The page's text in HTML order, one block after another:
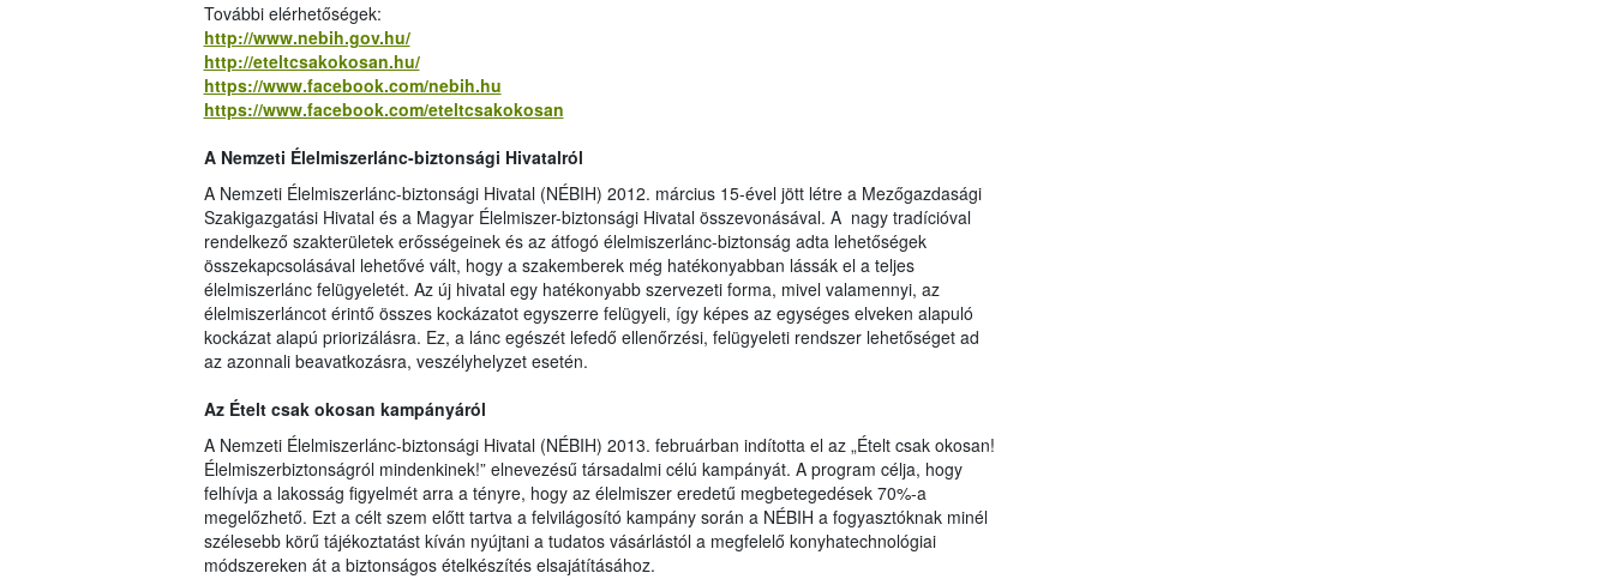
További elérhetőségek:
http://www.nebih.gov.hu/
http://eteltcsakokosan.hu/
https://www.facebook.com/nebih.hu
https://www.facebook.com/eteltcsakokosan
A Nemzeti Élelmiszerlánc-biztonsági Hivatalról
A Nemzeti Élelmiszerlánc-biztonsági Hivatal (NÉBIH) 2012. március 15-ével jött létre a Mezőgazdasági
Szakigazgatási Hivatal és a Magyar Élelmiszer-biztonsági Hivatal összevonásával. A nagy tradícióval
rendelkező szakterületek erősségeinek és az átfogó élelmiszerlánc-biztonság adta lehetőségek
összekapcsolásával lehetővé vált, hogy a szakemberek még hatékonyabban lássák el a teljes
élelmiszerlánc felügyeletét. Az új hivatal egy hatékonyabb szervezeti forma, mivel valamennyi, az
élelmiszerláncot érintő összes kockázatot egyszerre felügyeli, így képes az egységes elveken alapuló
kockázat alapú priorizálásra. Ez, a lánc egészét lefedő ellenőrzési, felügyeleti rendszer lehetőséget ad
az azonnali beavatkozásra, veszélyhelyzet esetén.
Az Ételt csak okosan kampányáról
A Nemzeti Élelmiszerlánc-biztonsági Hivatal (NÉBIH) 2013. februárban indította el az „Ételt csak okosan!
Élelmiszerbiztonságról mindenkinek!” elnevezésű társadalmi célú kampányát. A program célja, hogy
felhívja a lakosság figyelmét arra a tényre, hogy az élelmiszer eredetű megbetegedések 70%-a
megelőzhető. Ezt a célt szem előtt tartva a felvilágosító kampány során a NÉBIH a fogyasztóknak minél
szélesebb körű tájékoztatást kíván nyújtani a tudatos vásárlástól a megfelelő konyhatechnológiai
módszereken át a biztonságos ételkészítés elsajátításához.